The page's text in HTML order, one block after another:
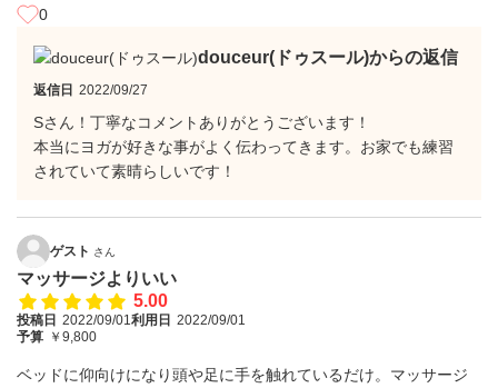
0
douceur(ドゥスール)からの返信
返信日 2022/09/27
Sさん！丁寧なコメントありがとうございます！
本当にヨガが好きな事がよく伝わってきます。お家でも練習
されていて素晴らしいです！
ゲスト さん
マッサージよりいい
5.00
投稿日 2022/09/01利用日 2022/09/01
予算 ￥9,800
ベッドに仰向けになり頭や足に手を触れているだけ。マッサージ